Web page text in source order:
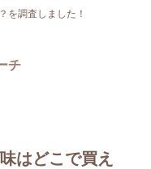
を調査しました！
チ
はどこで買え